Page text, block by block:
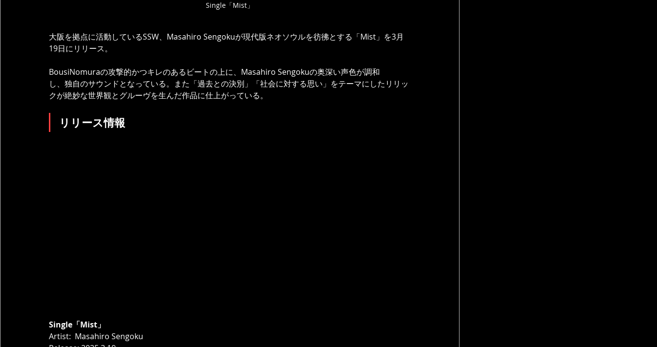
Single「Mist」
大阪を拠点に活動しているSSW、Masahiro Sengokuが現代版ネオソウルを彷彿とする「Mist」を3月
19日にリリース。
BousiNomuraの攻撃的かつキレのあるビートの上に、Masahiro Sengokuの奥深い声色が調和
し、独自のサウンドとなっている。また「過去との決別」「社会に対する思い」をテーマにしたリリッ
クが絶妙な世界観とグルーヴを生んだ作品に仕上がっている。
リリース情報
Single「Mist」
Artist:  Masahiro Sengoku